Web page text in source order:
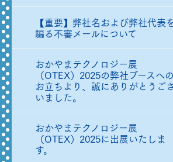
【重要】弊社名および弊社代表
騙る不審メールについて
おかやまテクノロジー展
（OTEX）2025の弊社ブースへの
お立ちより、誠にありがとうご
いました。
おかやまテクノロジー展
（OTEX）2025に出展いたしま
す。